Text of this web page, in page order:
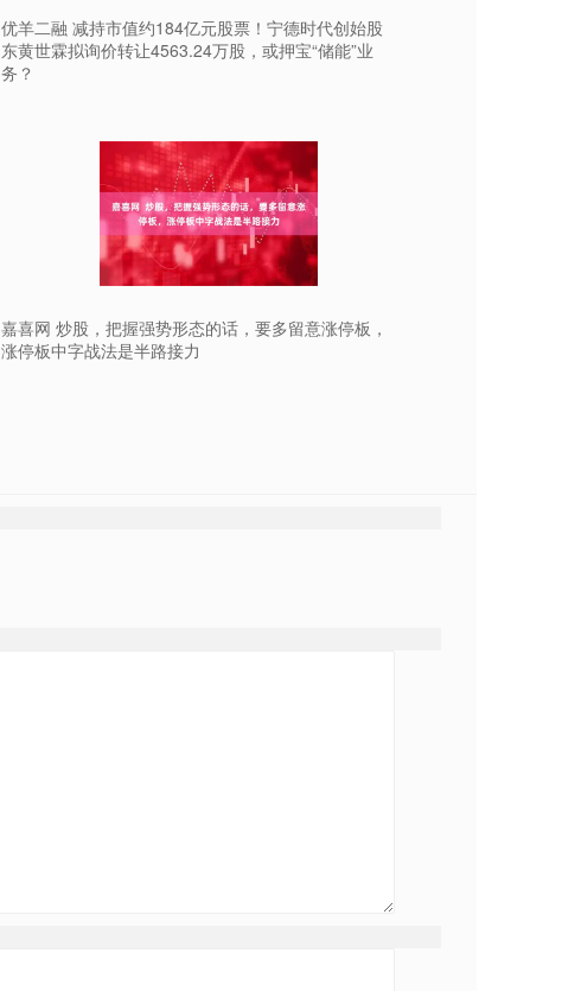
优羊二融 减持市值约184亿元股票！宁德时代创始股
东黄世霖拟询价转让4563.24万股，或押宝“储能”业
务？
嘉喜网 炒股，把握强势形态的话，要多留意涨停板，
涨停板中字战法是半路接力